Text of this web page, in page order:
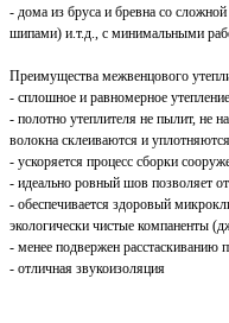
- дома из бруса и бревна со
шипами) и.т.д., с минимальными
Преимущества межвенцового
- сплошное и равномерное
- полотно утеплителя не пылит, не
волокна склеиваются и
- ускоряется процесс сборки
- идеально ровный шов позволяет
- обеспечивается здоровый
экологически чистые компаненты
- менее подвержен расстаскиванию
- отличная звукоизоляция